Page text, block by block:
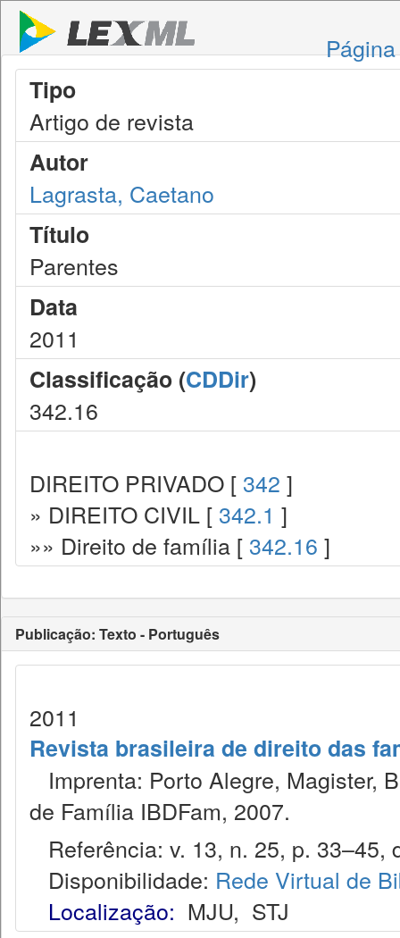
Tipo
Artigo de revista
Autor
Lagrasta, Caetano
Título
Parentes
Data
2011
Classificação (CDDir)
342.16
DIREITO PRIVADO [ 342 ]
» DIREITO CIVIL [ 342.1 ]
»» Direito de família [ 342.16 ]
Publicação: Texto - Português
2011
Revista brasileira de direito das
Imprenta: Porto Alegre, Magister,
de Família IBDFam, 2007.
Referência: v. 13, n. 25, p. 33–45,
Disponibilidade: Rede Virtual de
Localização: MJU, STJ